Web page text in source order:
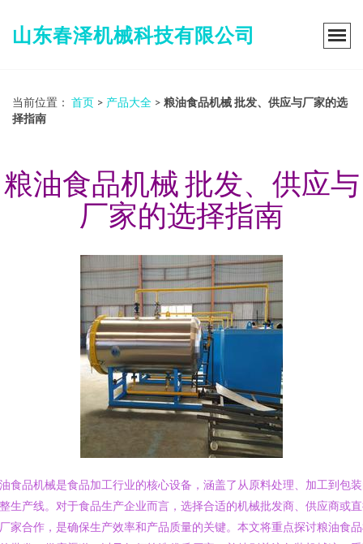
山东春泽机械科技有限公司
当前位置： 首页 > 产品大全 > 粮油食品机械 批发、供应与厂家的选
择指南
粮油食品机械 批发、供应与
厂家的选择指南
食品机械是食品加工行业的核心设备，涵盖了从原料处理、加工到包
生产线。对于食品生产企业而言，选择合适的机械批发商、供应商或
家合作，是确保生产效率和产品质量的关键。本文将重点探讨粮油食